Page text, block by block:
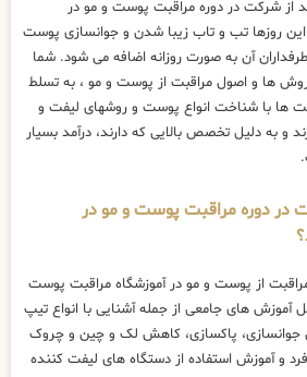
از شرکت در دوره مراقبت پوست و مو در
این روزها تب و تاب زیبا شدن و جوانسازی پوست
طرفداران آن به صورت روزانه اضافه می شود. شما
روش ها و اصول مراقبت از پوست و مو ، به تسلط
ها با شناخت انواع پوست و روشهای لیفت و
و به دلیل تخصص بالایی که دارند، درآمد بسیار
در دوره مراقبت پوست و مو در
از پوست و مو در آموزشگاه مراقبت پوست
آموزش های جامعی از جمله آشنایی با انواع تیپ
پاکسازی، کاهش لک و چین و چروک
و آموزش استفاده از دستگاه های لیفت کننده